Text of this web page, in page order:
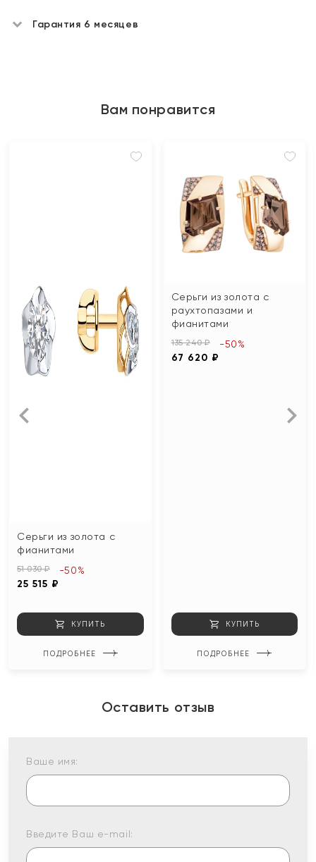
Гарантия 6 месяцев
Вам понравится
Серьги из золота с
фианитами
51 030 ₽
25 515 ₽
-50%
КУПИТЬ
ПОДРОБНЕЕ
Серьги из золота с
раухтопазами и
фианитами
135 240 ₽
67 620 ₽
-50%
КУПИТЬ
ПОДРОБНЕЕ
Оставить отзыв
Ваше имя:
Введите Ваш e-mail: